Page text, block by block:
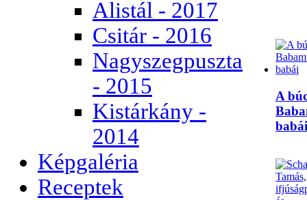
Alistál - 2017
Csitár - 2016
Nagyszegpuszta
- 2015
Kistárkány -
2014
Képgaléria
Receptek
A
babái